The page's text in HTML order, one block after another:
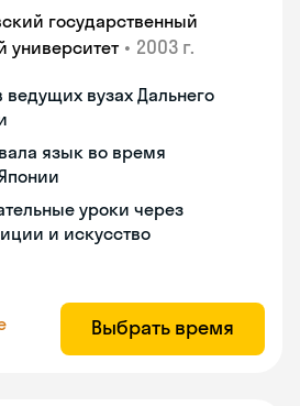
государственный
университет • 2003 г.
ведущих вузах Дальнего
язык во время
уроки через
и искусство
Выбрать время